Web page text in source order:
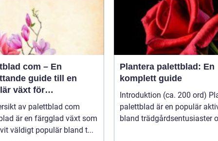
com – En
guide till en
växt för
av palettblad com
är en färgglad växt som
väldigt populär bland t...
Plantera palettblad: En
komplett guide
Introduktion (ca. 200 ord)
palettblad är en populär
bland trädgårdsentusiaster